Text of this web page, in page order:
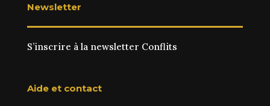
Newsletter
S’inscrire à la newsletter Conflits
Aide et contact